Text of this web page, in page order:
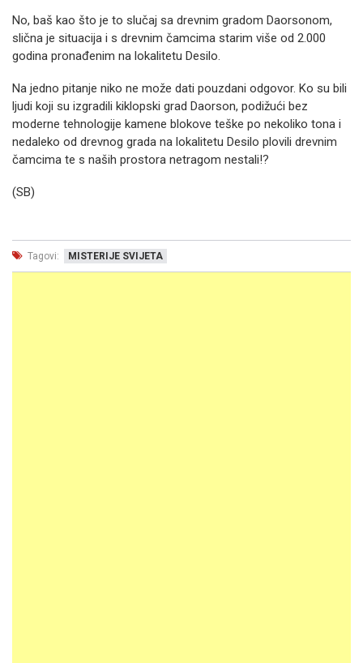
No, baš kao što je to slučaj sa drevnim gradom Daorsonom,
slična je situacija i s drevnim čamcima starim više od 2.000
godina pronađenim na lokalitetu Desilo.
Na jedno pitanje niko ne može dati pouzdani odgovor. Ko su bili
ljudi koji su izgradili kiklopski grad Daorson, podižući bez
moderne tehnologije kamene blokove teške po nekoliko tona i
nedaleko od drevnog grada na lokalitetu Desilo plovili drevnim
čamcima te s naših prostora netragom nestali!?
(SB)
Tagovi: MISTERIJE SVIJETA